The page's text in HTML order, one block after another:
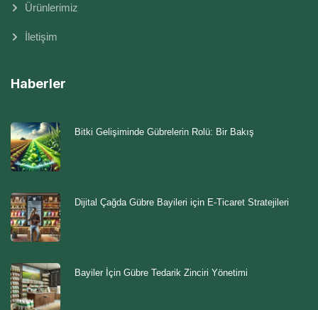
Ürünlerimiz
İletişim
Haberler
Bitki Gelişiminde Gübrelerin Rolü: Bir Bakış
Dijital Çağda Gübre Bayileri için E-Ticaret Stratejileri
Bayiler İçin Gübre Tedarik Zinciri Yönetimi